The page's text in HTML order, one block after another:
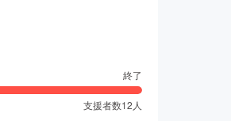
終了
支援者数12 人